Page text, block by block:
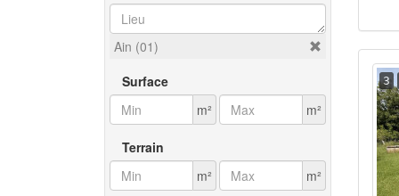
Ain (01)
Surface
m²
m²
Terrain
m²
m²
3